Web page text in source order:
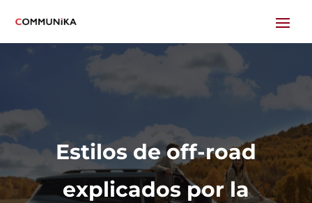
Estilos de off-road
explicados por la